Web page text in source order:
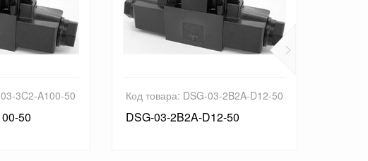
3C2-A100-50
50
Код товара: DSG-03-2B2A-D12-50
DSG-03-2B2A-D12-50